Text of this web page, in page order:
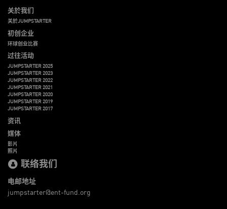
关於我们
关於JUMPSTARTER
初创企业
环球创业比赛
过往活动
JUMPSTARTER 2025
JUMPSTARTER 2023
JUMPSTARTER 2022
JUMPSTARTER 2021
JUMPSTARTER 2020
JUMPSTARTER 2019
JUMPSTARTER 2017
资讯
媒体
影片
照片
联络我们
电邮地址
jumpstarter@ent-fund.org